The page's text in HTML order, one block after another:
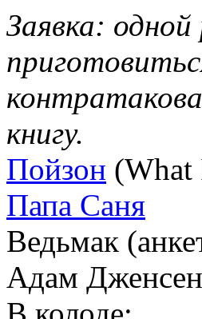
Заявка:
книгу.
Пойзон
Папа Саня
Ведьмак
Адам Дженсен